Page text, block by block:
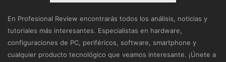
En Profesional Review encontrarás todos los análisis, noticias y
tutoriales más interesantes. Especialistas en hardware,
configuraciones de PC, periféricos, software, smartphone y
cualquier producto tecnológico que veamos interesante. ¡Únete a